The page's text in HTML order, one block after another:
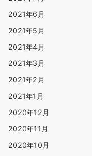
2021年6月
2021年5月
2021年4月
2021年3月
2021年2月
2021年1月
2020年12月
2020年11月
2020年10月